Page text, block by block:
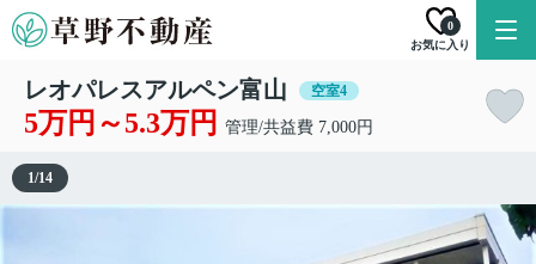
お気に入り
0
レオパレスアルペン富山 空室4
5万円～5.3万円 管理/共益費 7,000円
1/14